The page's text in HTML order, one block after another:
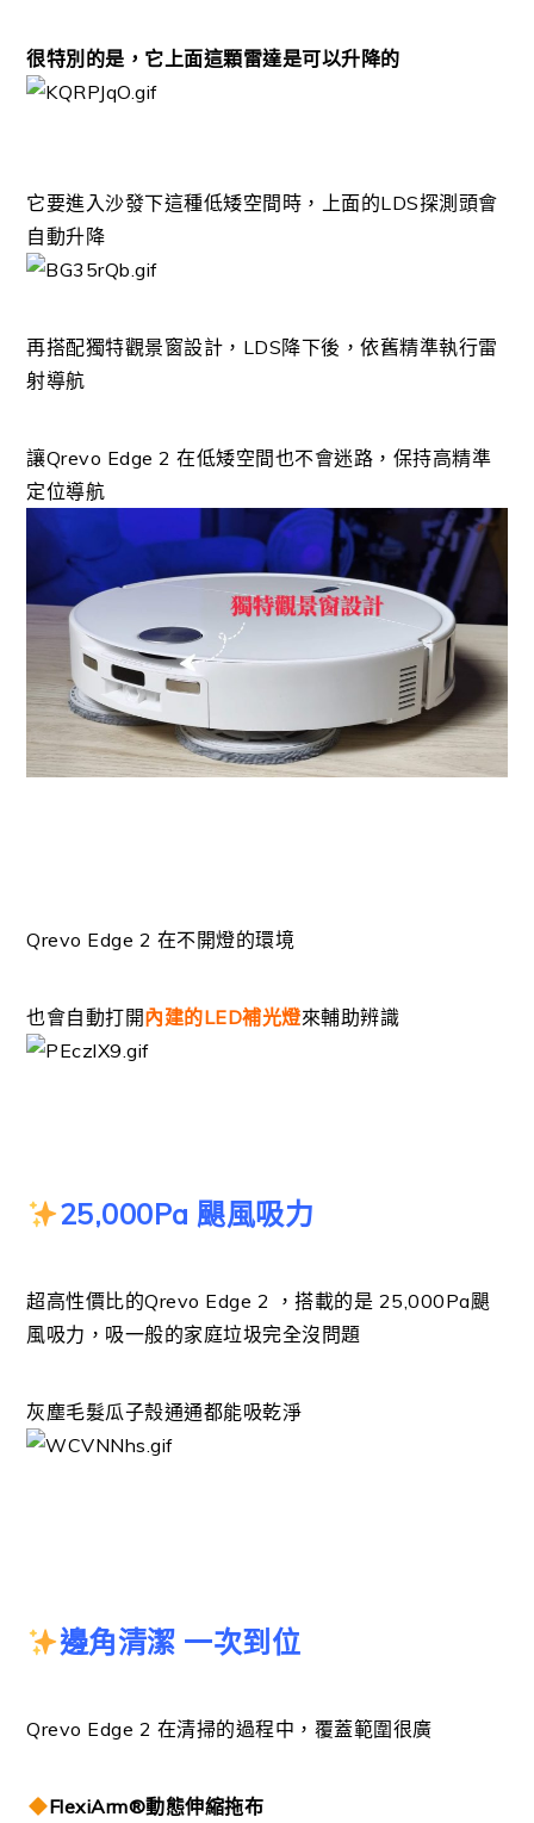
很特別的是，它上面這顆雷達是可以升降的
它要進入沙發下這種低矮空間時，上面的LDS探測頭會
自動升降
再搭配獨特觀景窗設計，LDS降下後，依舊精準執行雷
射導航
讓Qrevo Edge 2 在低矮空間也不會迷路，保持高精準
定位導航
Qrevo Edge 2 在不開燈的環境
也會自動打開內建的LED補光燈來輔助辨識
25,000Pa 颶風吸力
超高性價比的Qrevo Edge 2 ，搭載的是 25,000Pa颶
風吸力，吸一般的家庭垃圾完全沒問題
灰塵毛髮瓜子殼通通都能吸乾淨
邊角清潔 一次到位
Qrevo Edge 2 在清掃的過程中，覆蓋範圍很廣
FlexiArm®動態伸縮拖布